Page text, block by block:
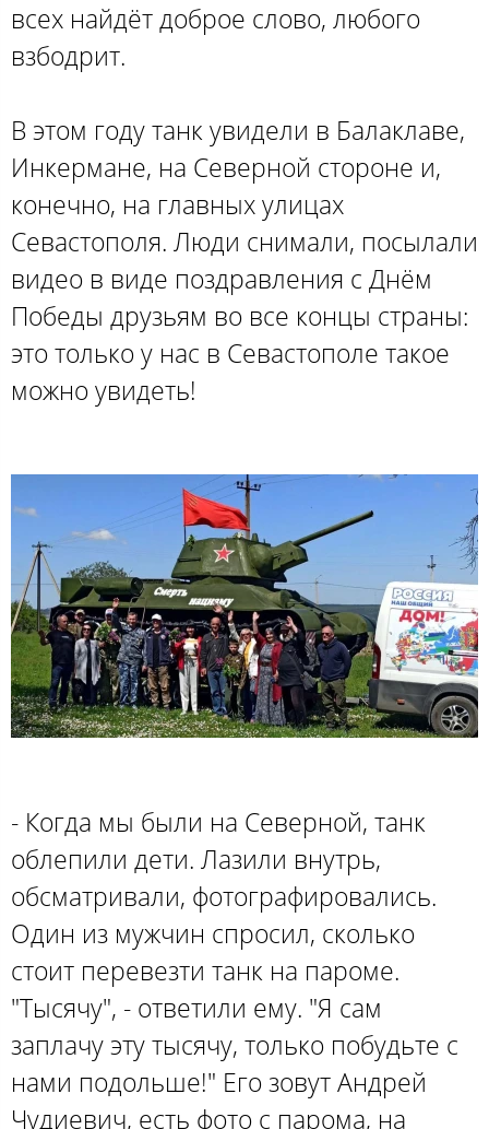
всех найдёт доброе слово, любого
взбодрит.
В этом году танк увидели в Балаклаве,
Инкермане, на Северной стороне и,
конечно, на главных улицах
Севастополя. Люди снимали, посылали
видео в виде поздравления с Днём
Победы друзьям во все концы страны:
это только у нас в Севастополе такое
можно увидеть!
- Когда мы были на Северной, танк
облепили дети. Лазили внутрь,
обсматривали, фотографировались.
Один из мужчин спросил, сколько
стоит перевезти танк на пароме.
"Тысячу", - ответили ему. "Я сам
заплачу эту тысячу, только побудьте с
нами подольше!" Его зовут Андрей
Чудиевич, есть фото с парома, на